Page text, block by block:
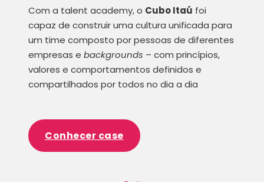
Com a talent academy, o Cubo Itaú foi
capaz de construir uma cultura unificada para
um time composto por pessoas de diferentes
empresas e backgrounds – com princípios,
valores e comportamentos definidos e
compartilhados por todos no dia a dia
Conhecer case